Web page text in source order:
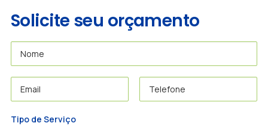
Solicite seu orçamento
Tipo de Serviço